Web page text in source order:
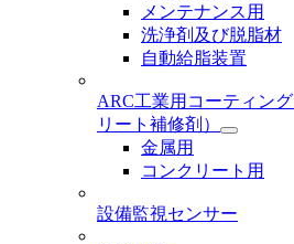
メンテナンス用
洗浄剤及び脱脂材
自動給脂装置
ARC工業用コーティング
リート補修剤）
金属用
コンクリート用
設備監視センサー